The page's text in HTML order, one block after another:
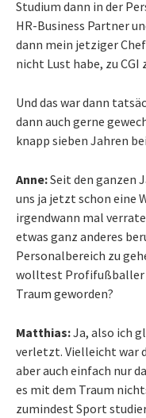
Studium dann in der
HR-Business Partner
dann mein jetziger
nicht Lust habe, zu CGI
Und das war dann
dann auch gerne
knapp sieben Jahren
Anne:Seit den ganzen
uns ja jetzt schon eine
irgendwann mal
etwas ganz anderes
Personalbereich zu
wolltest Profifußballer
Traum geworden?
Matthias:Ja, also ich
verletzt. Vielleicht war
aber auch einfach nur
es mit dem Traum
zumindest Sport